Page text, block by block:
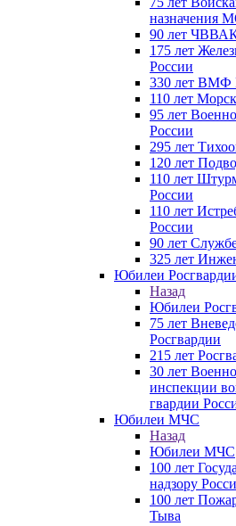
назначения
90 лет
175 лет
России
330 лет ВМФ
110 лет
95 лет
России
295 лет
120 лет
110 лет
России
110 лет
России
90 лет
325 лет
Юбилеи
Назад
Юбилеи
75 лет
Росгвардии
215 лет
30 лет
инспекции
гвардии
Юбилеи МЧС
Назад
Юбилеи МЧС
100 лет
надзору
100 лет
Тыва